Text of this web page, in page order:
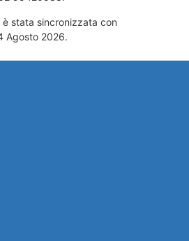
stata sincronizzata con
Agosto 2026.